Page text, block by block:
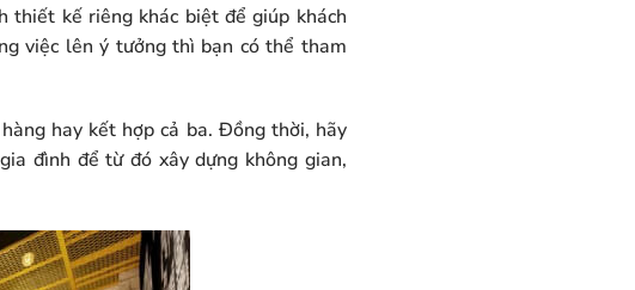
thiết kế riêng khác biệt để giúp khách
việc lên ý tưởng thì bạn có thể tham
hay kết hợp cả ba. Đồng thời, hãy
đình để từ đó xây dựng không gian,